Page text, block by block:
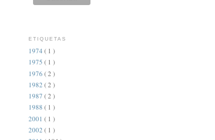
ETIQUETAS
1974 ( 1 )
1975 ( 1 )
1976 ( 2 )
1982 ( 2 )
1987 ( 2 )
1988 ( 1 )
2001 ( 1 )
2002 ( 1 )